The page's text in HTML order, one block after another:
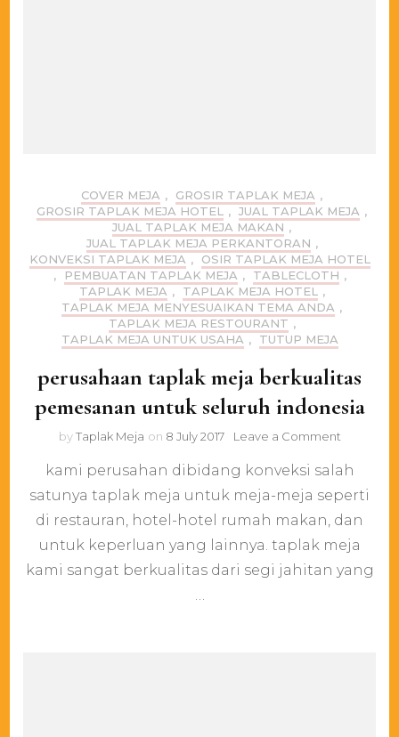
COVER MEJA , GROSIR TAPLAK MEJA ,
GROSIR TAPLAK MEJA HOTEL
, JUAL TAPLAK MEJA ,
JUAL TAPLAK MEJA MAKAN ,
JUAL TAPLAK MEJA PERKANTORAN ,
KONVEKSI TAPLAK MEJA ,
OSIR TAPLAK MEJA HOTEL
,
PEMBUATAN TAPLAK MEJA , TABLECLOTH ,
TAPLAK MEJA , TAPLAK MEJA HOTEL
,
TAPLAK MEJA MENYESUAIKAN TEMA ANDA ,
TAPLAK MEJA RESTOURANT ,
TAPLAK MEJA UNTUK USAHA , TUTUP MEJA
perusahaan taplak meja berkualitas
pemesanan untuk seluruh indonesia
byTaplak Meja on 8 July 2017 Leave a Commenton
taplak
meja
untuk
indonesia
kami perusahan dibidang konveksi salah
satunya taplak meja untuk meja-meja seperti
di restauran, hotel-hotel rumah makan, dan
untuk keperluan yang lainnya. taplak meja
kami sangat berkualitas dari segi jahitan yang